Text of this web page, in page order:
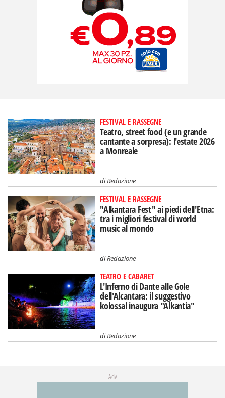
FESTIVAL E RASSEGNE
Teatro, street food (e un grande
cantante a sorpresa): l'estate 2026
a Monreale
diRedazione
FESTIVAL E RASSEGNE
"Alkantara Fest" ai piedi dell'Etna:
tra i migliori festival di world
music al mondo
diRedazione
TEATRO E CABARET
L'Inferno di Dante alle Gole
dell'Alcantara: il suggestivo
kolossal inaugura "Alkantia"
diRedazione
Adv